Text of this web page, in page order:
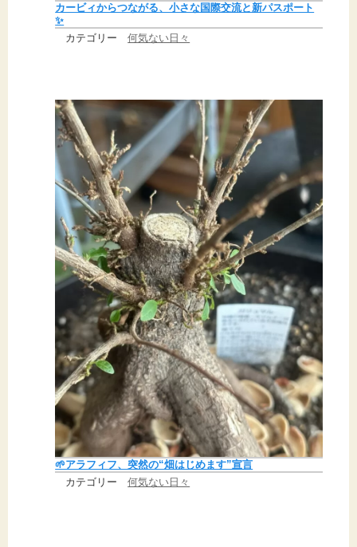
カービィからつながる、小さな国際交流と新パスポート
✨
カテゴリー
何気ない日々
🌱アラフィフ、突然の“畑はじめます”宣言
カテゴリー
何気ない日々